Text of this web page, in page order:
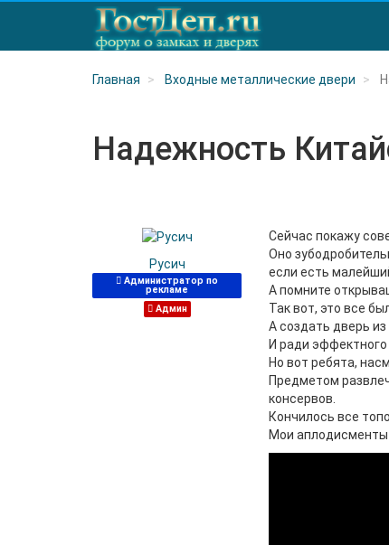
Главная Входные металлические двери
Надежность
Русич
Администратор по
рекламе
Админ
Сейчас покажу
Оно
если есть
А помните
Так вот, это все
А создать дверь
И ради эффектного
Но вот ребята,
Предметом
консервов.
Кончилось все
Мои аплодисменты